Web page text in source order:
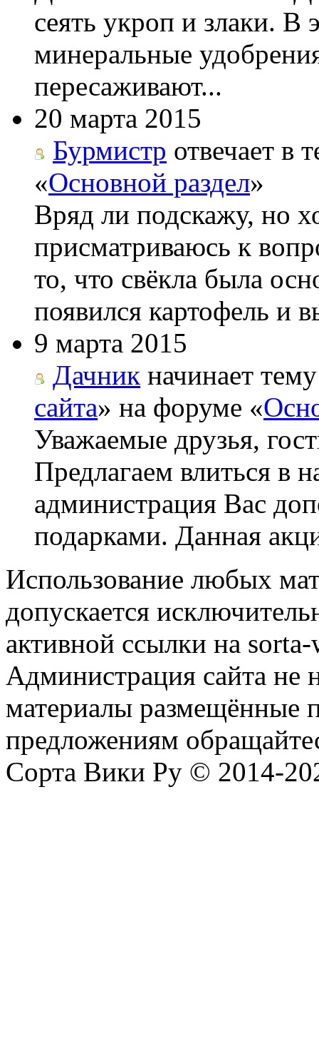
сеять укроп и злаки. В
минеральные
пересаживают...
20 марта 2015
Бурмистр отвечает в
«Основной раздел»
Вряд ли подскажу, но
присматриваюсь к
то, что свёкла была
появился картофель и
9 марта 2015
Дачник начинает
сайта» на форуме «
Уважаемые друзья,
Предлагаем влиться в
администрация Вас
подарками. Данная
Использование любых
допускается
активной ссылки на
Администрация сайта не
материалы размещённые
предложениям
Сорта Вики Ру © 2014-